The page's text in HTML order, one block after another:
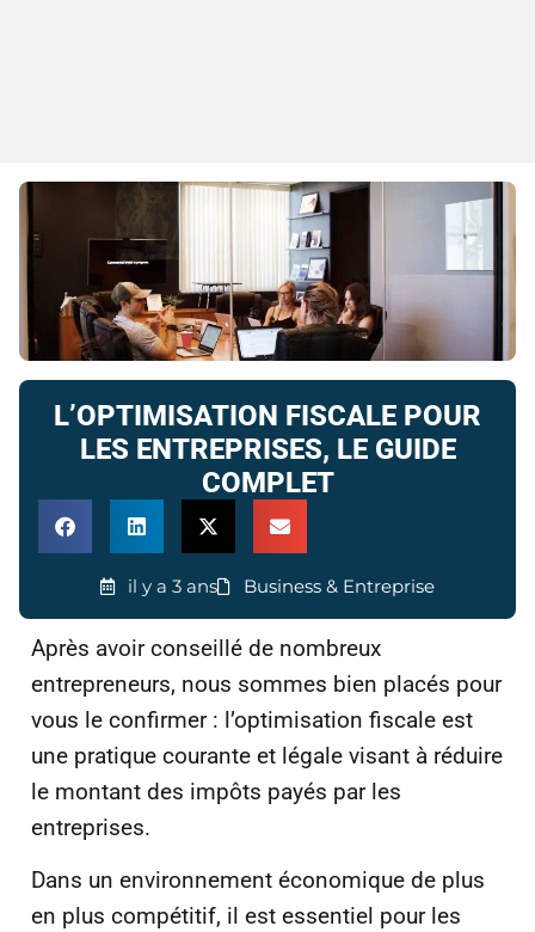
L’OPTIMISATION FISCALE POUR
LES ENTREPRISES, LE GUIDE
COMPLET
il y a 3 ans Business & Entreprise
Après avoir conseillé de nombreux
entrepreneurs, nous sommes bien placés pour
vous le confirmer : l’optimisation fiscale est
une pratique courante et légale visant à réduire
le montant des impôts payés par les
entreprises.
Dans un environnement économique de plus
en plus compétitif, il est essentiel pour les